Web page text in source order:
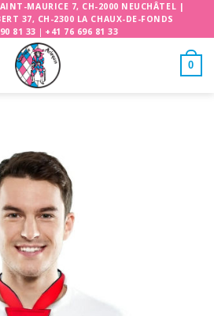
MAURICE 7, CH-2000 NEUCHÂTEL |
37, CH-2300 LA CHAUX-DE-FONDS
81 33 | +41 76 696 81 33
0